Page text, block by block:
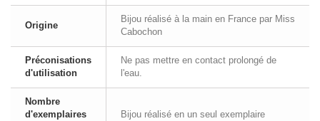
Origine
Bijou réalisé à la main en France par Miss
Cabochon
Préconisations
d'utilisation
Ne pas mettre en contact prolongé de
l'eau.
Nombre
d'exemplaires
Bijou réalisé en un seul exemplaire